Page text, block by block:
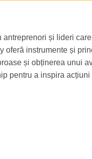
și lideri
oferă instrumente și
și obținerea unui
pentru a inspira